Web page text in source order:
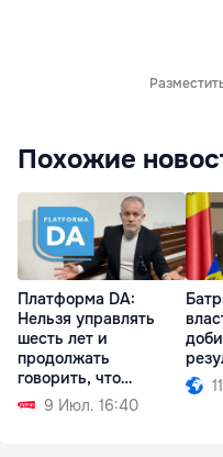
Похожие
Платформа DA:
Нельзя управлять
шесть лет и
продолжать
говорить, что
виноват Плахотнюк
9 Июл. 16:40